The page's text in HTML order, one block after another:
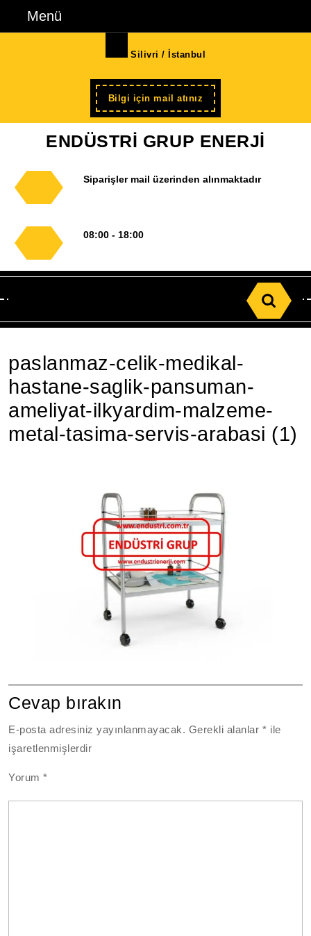
Menü
Silivri / İstanbul
Bilgi için mail atınız Şimdi
kayıt
ENDÜSTRİ GRUP ENERJİ
Siparişler mail üzerinden alınmaktadır
08:00 - 18:00
for:
paslanmaz-celik-medikal-
hastane-saglik-pansuman-
ameliyat-ilkyardim-malzeme-
metal-tasima-servis-arabasi (1)
Cevap bırakın
E-posta adresiniz yayınlanmayacak. Gerekli alanlar* ile
işaretlenmişlerdir
Yorum*